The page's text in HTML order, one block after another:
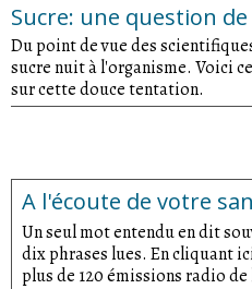
Sucre: une question
Du point de vue des
sucre nuit à l'organisme. Voici
sur cette douce tentation.
A l'écoute de votre
Un seul mot entendu en dit
dix phrases lues. En cliquant
plus de 120 émissions radio de